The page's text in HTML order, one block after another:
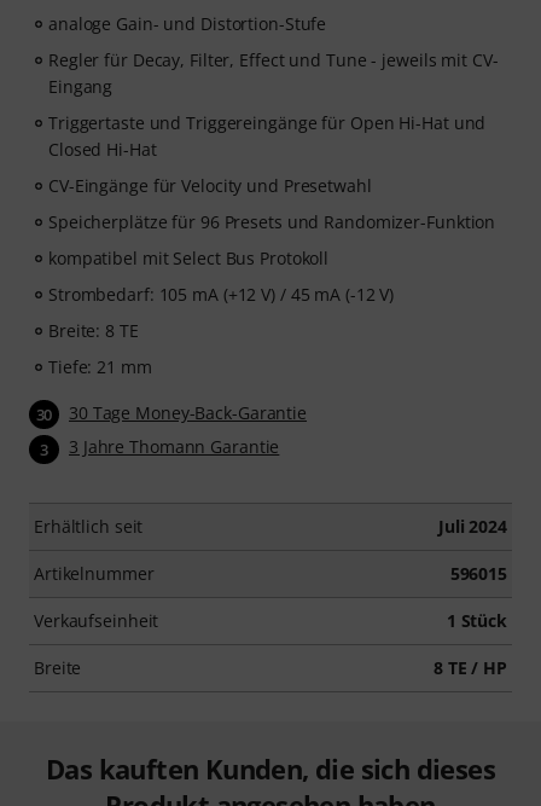
analoge Gain- und Distortion-Stufe
Regler für Decay, Filter, Effect und Tune - jeweils mit CV-
Eingang
Triggertaste und Triggereingänge für Open Hi-Hat und
Closed Hi-Hat
CV-Eingänge für Velocity und Presetwahl
Speicherplätze für 96 Presets und Randomizer-Funktion
kompatibel mit Select Bus Protokoll
Strombedarf: 105 mA (+12 V) / 45 mA (-12 V)
Breite: 8 TE
Tiefe: 21 mm
30 30 Tage Money-Back-Garantie
3 3 Jahre Thomann Garantie
Erhältlich seit Juli 2024
Artikelnummer 596015
Verkaufseinheit 1 Stück
Breite 8 TE / HP
Das kauften Kunden, die sich dieses